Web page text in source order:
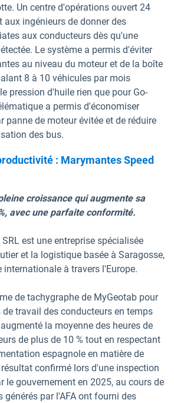
Un centre d'opérations ouvert 24
ingénieurs de donner des
aux conducteurs dès qu'une
Le système a permis d'éviter
au niveau du moteur et de la boîte
8 à 10 véhicules par mois
pression d'huile rien que pour Go-
a permis d'économiser
panne de moteur évitée et de réduire
des bus.
: Marymantes Speed
croissance qui augmente sa
avec une parfaite conformité.
est une entreprise spécialisée
et la logistique basée à Saragosse,
à travers l'Europe.
de tachygraphe de MyGeotab pour
de travail des conducteurs en temps
la moyenne des heures de
de plus de 10 % tout en respectant
espagnole en matière de
confirmé lors d'une inspection
le gouvernement en 2025, au cours de
générés par l'AFA ont fourni des